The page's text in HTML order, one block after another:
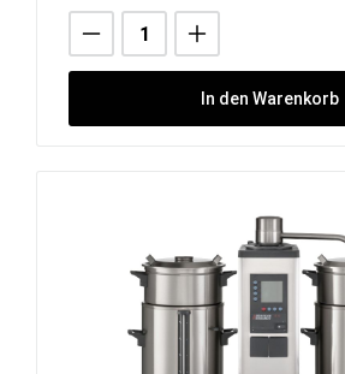
In den Warenkorb